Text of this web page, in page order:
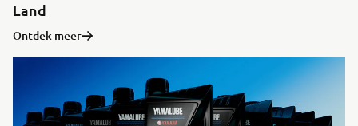
Land
Ontdek meer